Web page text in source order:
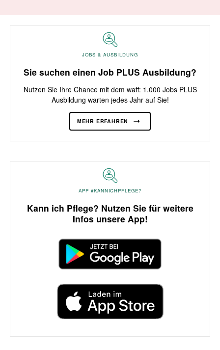
JOBS & AUSBILDUNG
Sie suchen einen Job PLUS Ausbildung?
Nutzen Sie Ihre Chance mit dem waff: 1.000 Jobs PLUS
Ausbildung warten jedes Jahr auf Sie!
MEHR ERFAHREN
APP #KANNICHPFLEGE?
Kann ich Pflege? Nutzen Sie für weitere
Infos unsere App!